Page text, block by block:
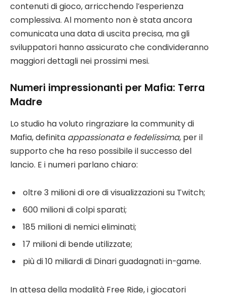
contenuti di gioco, arricchendo l’esperienza
complessiva. Al momento non è stata ancora
comunicata una data di uscita precisa, ma gli
sviluppatori hanno assicurato che condivideranno
maggiori dettagli nei prossimi mesi.
Numeri impressionanti per Mafia: Terra
Madre
Lo studio ha voluto ringraziare la community di
Mafia, definita appassionata e fedelissima, per il
supporto che ha reso possibile il successo del
lancio. E i numeri parlano chiaro:
oltre 3 milioni di ore di visualizzazioni su Twitch;
600 milioni di colpi sparati;
185 milioni di nemici eliminati;
17 milioni di bende utilizzate;
più di 10 miliardi di Dinari guadagnati in-game.
In attesa della modalità Free Ride, i giocatori